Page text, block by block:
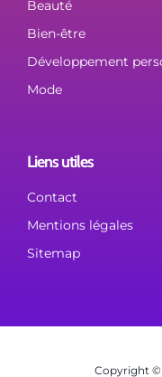
Beauté
Bien-être
Développement
Mode
Liens utiles
Contact
Mentions légales
Sitemap
Copyright ©